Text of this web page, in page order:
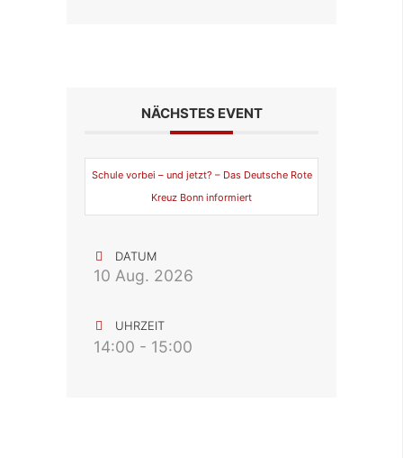
NÄCHSTES EVENT
Schule vorbei – und jetzt? – Das Deutsche Rote
Kreuz Bonn informiert
DATUM
10 Aug. 2026
UHRZEIT
14:00 - 15:00